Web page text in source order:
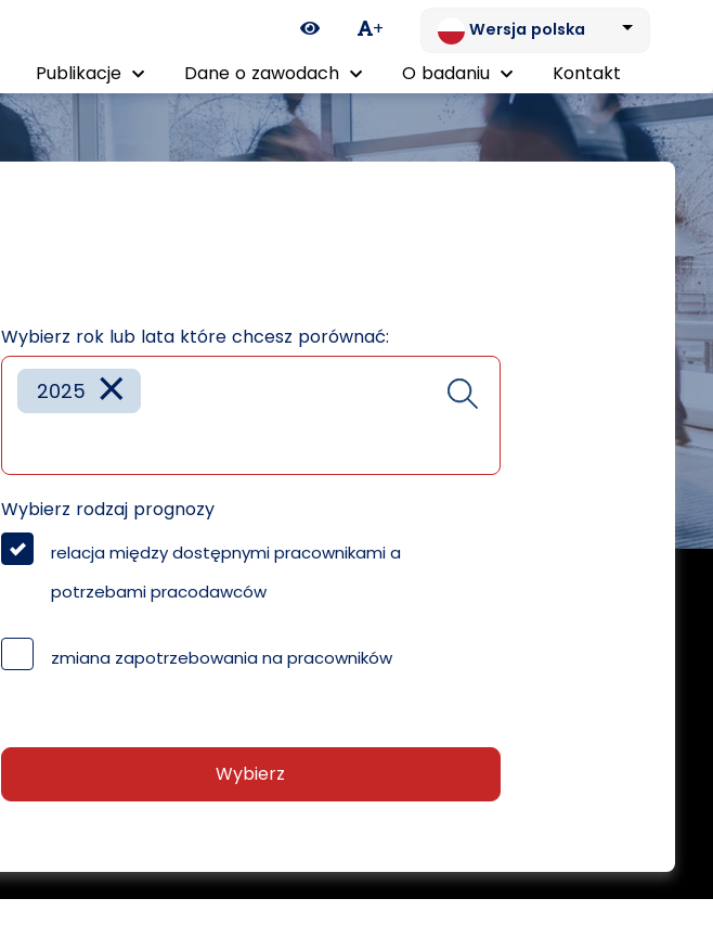
Ikona zmiany kontrastu
+ Wersja polska
Publikacje Dane o zawodach O badaniu Kontakt
Wybierz rok lub lata które chcesz porównać:
×
2025
Wybierz rodzaj prognozy
relacja między dostępnymi pracownikami a
potrzebami pracodawców
zmiana zapotrzebowania na pracowników
Wybierz